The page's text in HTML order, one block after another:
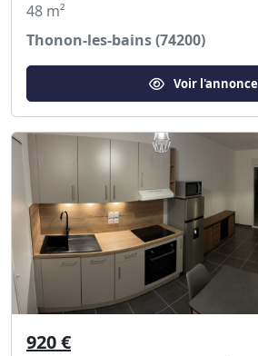
48 m²
Thonon-les-bains (74200)
Voir l'annonce
920 €